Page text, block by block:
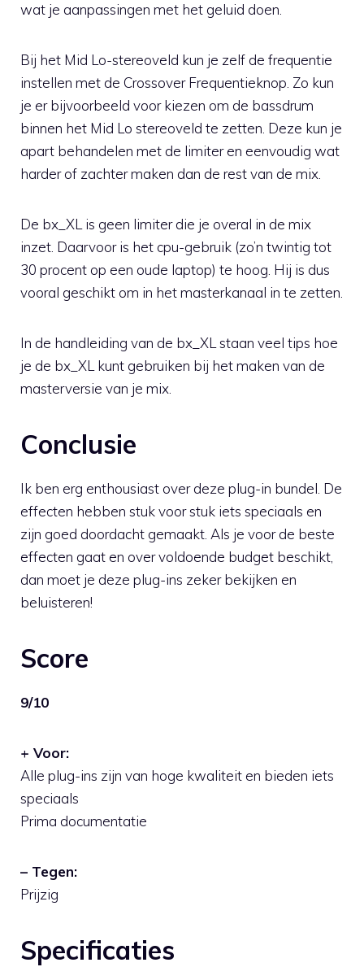
wat je aanpassingen met het geluid doen.
Bij het Mid Lo-stereoveld kun je zelf de frequentie
instellen met de Crossover Frequentieknop. Zo kun
je er bijvoorbeeld voor kiezen om de bassdrum
binnen het Mid Lo stereoveld te zetten. Deze kun je
apart behandelen met de limiter en eenvoudig wat
harder of zachter maken dan de rest van de mix.
De bx_XL is geen limiter die je overal in de mix
inzet. Daarvoor is het cpu-gebruik (zo’n twintig tot
30 procent op een oude laptop) te hoog. Hij is dus
vooral geschikt om in het masterkanaal in te zetten.
In de handleiding van de bx_XL staan veel tips hoe
je de bx_XL kunt gebruiken bij het maken van de
masterversie van je mix.
Conclusie
Ik ben erg enthousiast over deze plug-in bundel. De
effecten hebben stuk voor stuk iets speciaals en
zijn goed doordacht gemaakt. Als je voor de beste
effecten gaat en over voldoende budget beschikt,
dan moet je deze plug-ins zeker bekijken en
beluisteren!
Score
9/10
+ Voor:
Alle plug-ins zijn van hoge kwaliteit en bieden iets
speciaals
Prima documentatie
– Tegen:
Prijzig
Specificaties